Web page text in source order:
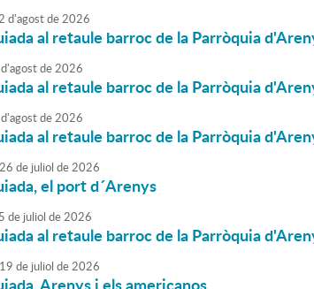
d'agostde2026
al retaule barroc de la Parròquia
d'agostde2026
al retaule barroc de la Parròquia
d'agostde2026
al retaule barroc de la Parròquia
26 de juliol de2026
el port d´Arenys
de juliol de2026
al retaule barroc de la Parròquia
19 de juliol de2026